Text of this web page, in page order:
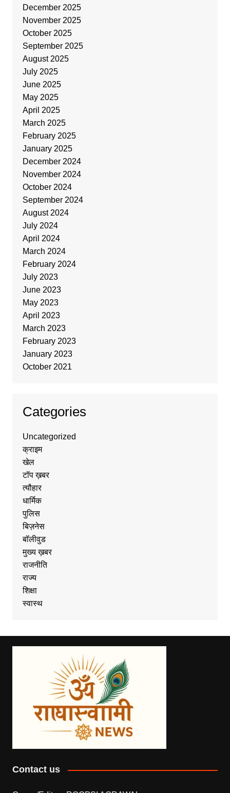
December 2025
November 2025
October 2025
September 2025
August 2025
July 2025
June 2025
May 2025
April 2025
March 2025
February 2025
January 2025
December 2024
November 2024
October 2024
September 2024
August 2024
July 2024
April 2024
March 2024
February 2024
July 2023
June 2023
May 2023
April 2023
March 2023
February 2023
January 2023
October 2021
Categories
Uncategorized
क्राइम
खेल
टॉप ख़बर
त्यौहार
धार्मिक
पुलिस
बिज़नेस
बॉलीवुड
मुख्य ख़बर
राजनीति
राज्य
शिक्षा
स्वास्थ
Contact us